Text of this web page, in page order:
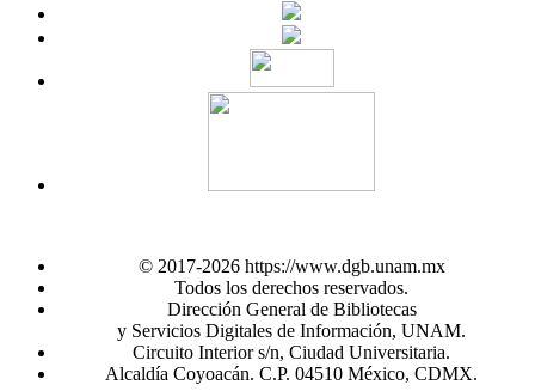
© 2017-2026 https://www.dgb.unam.mx
Todos los derechos reservados.
Dirección General de Bibliotecas
y Servicios Digitales de Información, UNAM.
Circuito Interior s/n, Ciudad Universitaria.
Alcaldía Coyoacán. C.P. 04510 México, CDMX.